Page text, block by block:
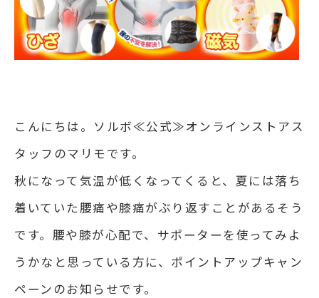
こんにちは。ソルボ≪公式≫オンラインストアス
タッフのマリモです。
秋になって気温が低くなってくると、夏には落ち
着いていた腰痛や膝痛がぶり返すことがあるそう
です。腰や膝が心配で、サポーターを使ってみよ
うかなと思っている方に、ポイントアップキャン
ペーンのお知らせです。